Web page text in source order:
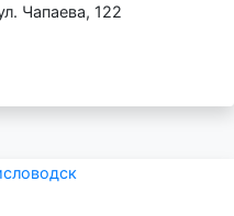
Чапаева, 122